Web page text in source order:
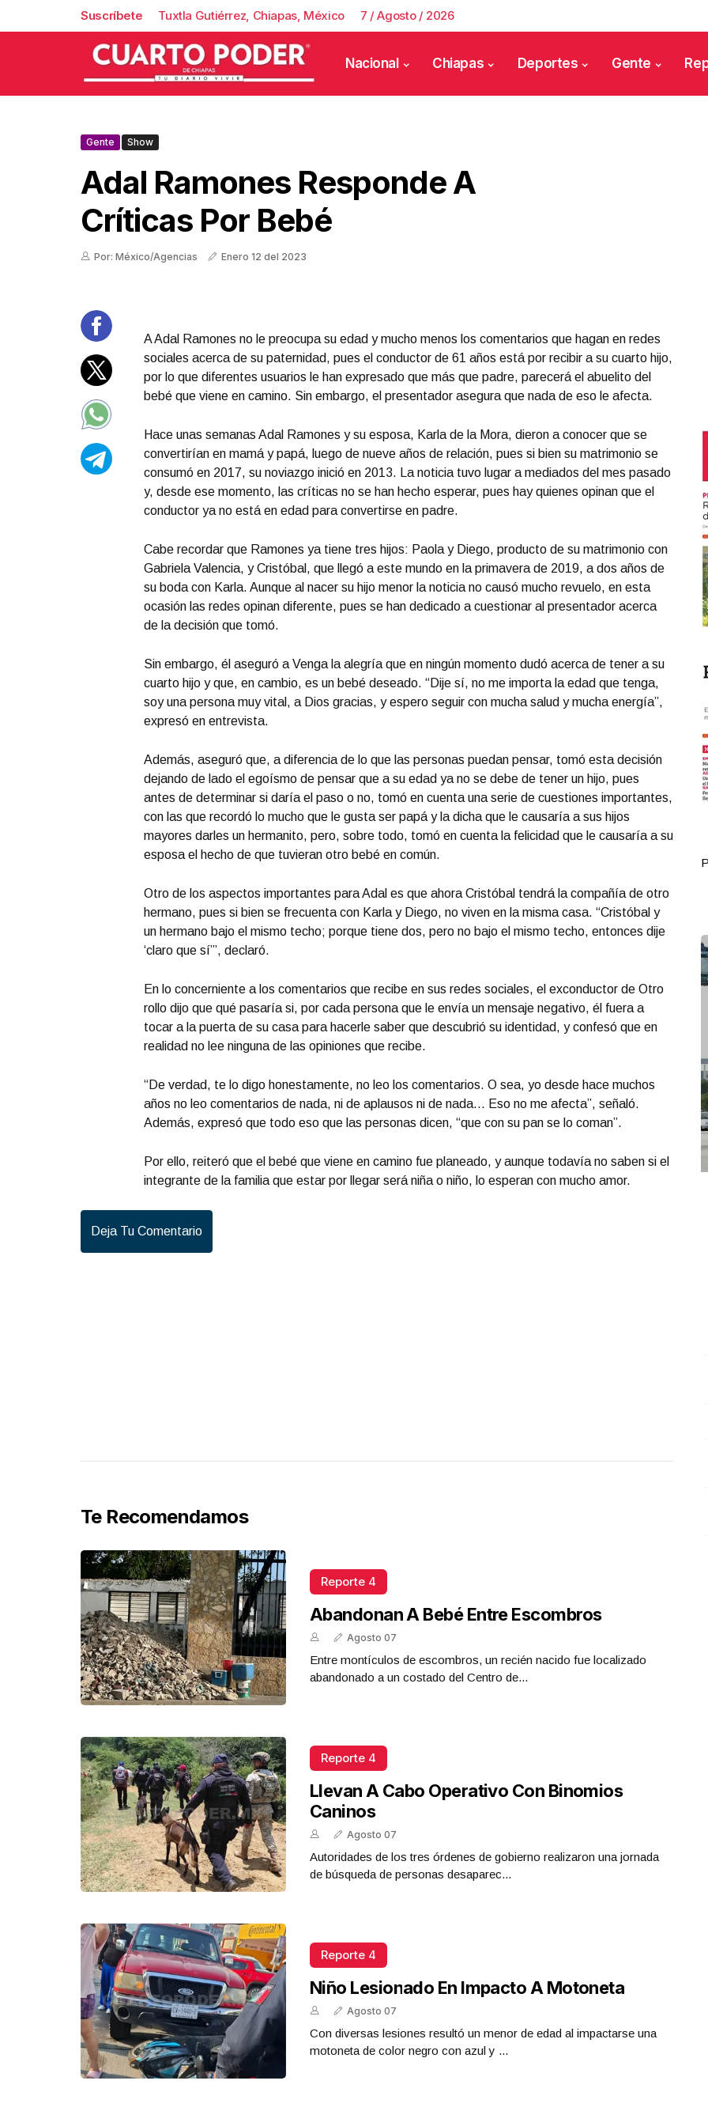
Suscríbete Tuxtla Gutiérrez, Chiapas, México 7 / Agosto / 2026
Nacional Chiapas Deportes Gente
Gente Show
Adal Ramones Responde A
Críticas Por Bebé
Por: México/Agencias Enero 12 del 2023
A Adal Ramones no le preocupa su edad y mucho menos los comentarios que hagan en redes
sociales acerca de su paternidad, pues el conductor de 61 años está por recibir a su cuarto hijo,
por lo que diferentes usuarios le han expresado que más que padre, parecerá el abuelito del
bebé que viene en camino. Sin embargo, el presentador asegura que nada de eso le afecta.
Hace unas semanas Adal Ramones y su esposa, Karla de la Mora, dieron a conocer que se
convertirían en mamá y papá, luego de nueve años de relación, pues si bien su matrimonio se
consumó en 2017, su noviazgo inició en 2013. La noticia tuvo lugar a mediados del mes pasado
y, desde ese momento, las críticas no se han hecho esperar, pues hay quienes opinan que el
conductor ya no está en edad para convertirse en padre.
Cabe recordar que Ramones ya tiene tres hijos: Paola y Diego, producto de su matrimonio con
Gabriela Valencia, y Cristóbal, que llegó a este mundo en la primavera de 2019, a dos años de
su boda con Karla. Aunque al nacer su hijo menor la noticia no causó mucho revuelo, en esta
ocasión las redes opinan diferente, pues se han dedicado a cuestionar al presentador acerca
de la decisión que tomó.
Sin embargo, él aseguró a Venga la alegría que en ningún momento dudó acerca de tener a su
cuarto hijo y que, en cambio, es un bebé deseado. “Dije sí, no me importa la edad que tenga,
soy una persona muy vital, a Dios gracias, y espero seguir con mucha salud y mucha energía”,
expresó en entrevista.
Además, aseguró que, a diferencia de lo que las personas puedan pensar, tomó esta decisión
dejando de lado el egoísmo de pensar que a su edad ya no se debe de tener un hijo, pues
antes de determinar si daría el paso o no, tomó en cuenta una serie de cuestiones importantes,
con las que recordó lo mucho que le gusta ser papá y la dicha que le causaría a sus hijos
mayores darles un hermanito, pero, sobre todo, tomó en cuenta la felicidad que le causaría a su
esposa el hecho de que tuvieran otro bebé en común.
Otro de los aspectos importantes para Adal es que ahora Cristóbal tendrá la compañía de otro
hermano, pues si bien se frecuenta con Karla y Diego, no viven en la misma casa. “Cristóbal y
un hermano bajo el mismo techo; porque tiene dos, pero no bajo el mismo techo, entonces dije
‘claro que sí’”, declaró.
En lo concerniente a los comentarios que recibe en sus redes sociales, el exconductor de Otro
rollo dijo que qué pasaría si, por cada persona que le envía un mensaje negativo, él fuera a
tocar a la puerta de su casa para hacerle saber que descubrió su identidad, y confesó que en
realidad no lee ninguna de las opiniones que recibe.
“De verdad, te lo digo honestamente, no leo los comentarios. O sea, yo desde hace muchos
años no leo comentarios de nada, ni de aplausos ni de nada… Eso no me afecta”, señaló.
Además, expresó que todo eso que las personas dicen, “que con su pan se lo coman”.
Por ello, reiteró que el bebé que viene en camino fue planeado, y aunque todavía no saben si el
integrante de la familia que estar por llegar será niña o niño, lo esperan con mucho amor.
Deja Tu Comentario
Te Recomendamos
Reporte 4
Abandonan A Bebé Entre Escombros
Agosto 07
Entre montículos de escombros, un recién nacido fue localizado
abandonado a un costado del Centro de...
Reporte 4
Llevan A Cabo Operativo Con Binomios
Caninos
Agosto 07
Autoridades de los tres órdenes de gobierno realizaron una jornada
de búsqueda de personas desaparec...
Reporte 4
Niño Lesionado En Impacto A Motoneta
Agosto 07
Con diversas lesiones resultó un menor de edad al impactarse una
motoneta de color negro con azul y ...
Portada Octubre 07